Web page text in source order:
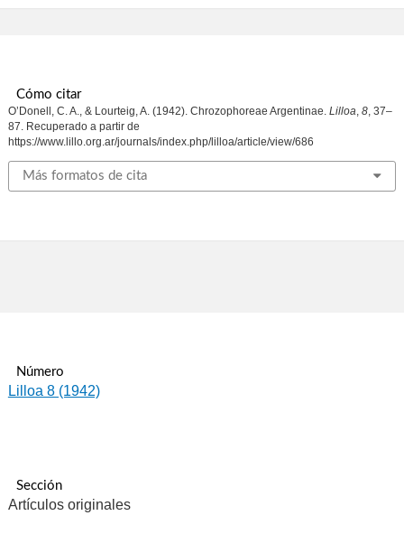
Cómo citar
O’Donell, C. A., & Lourteig, A. (1942). Chrozophoreae Argentinae. Lilloa, 8, 37–
87. Recuperado a partir de
https://www.lillo.org.ar/journals/index.php/lilloa/article/view/686
Más formatos de cita
Número
Lilloa 8 (1942)
Sección
Artículos originales